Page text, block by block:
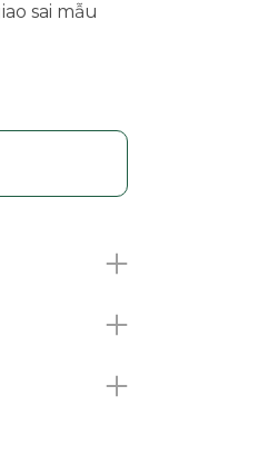
sai mẫu